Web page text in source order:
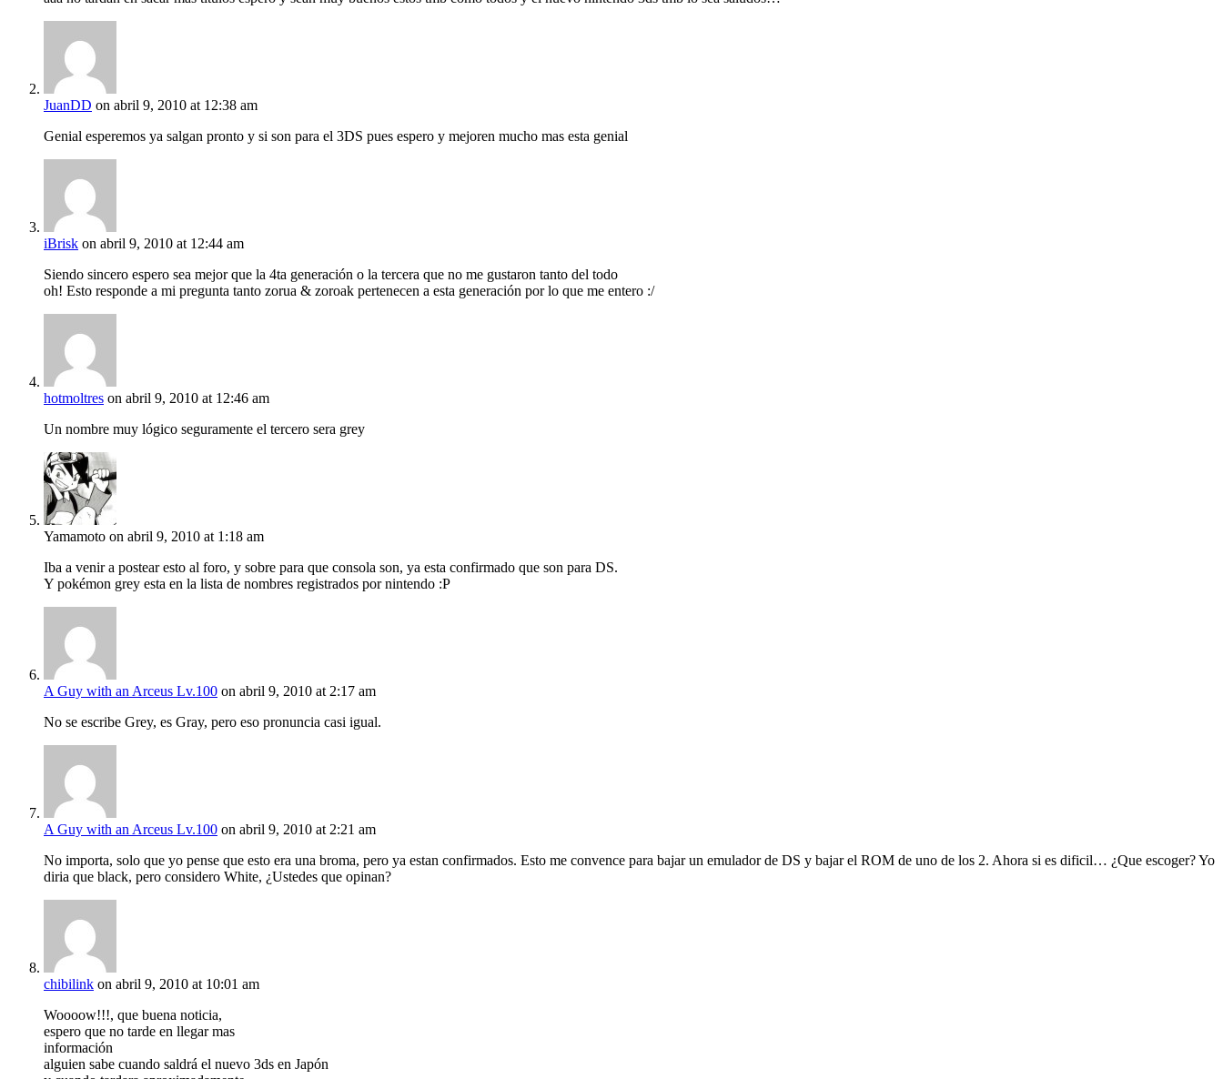
JuanDD on abril 9, 2010 at 12:38 am
Genial esperemos ya salgan pronto y si son para el 3DS pues espero y mejoren mucho mas esta genial
iBrisk on abril 9, 2010 at 12:44 am
Siendo sincero espero sea mejor que la 4ta generación o la tercera que no me gustaron tanto del todo
oh! Esto responde a mi pregunta tanto zorua & zoroak pertenecen a esta generación por lo que me entero :/
hotmoltres on abril 9, 2010 at 12:46 am
Un nombre muy lógico seguramente el tercero sera grey
Yamamoto on abril 9, 2010 at 1:18 am
Iba a venir a postear esto al foro, y sobre para que consola son, ya esta confirmado que son para DS.
Y pokémon grey esta en la lista de nombres registrados por nintendo :P
A Guy with an Arceus Lv.100 on abril 9, 2010 at 2:17 am
No se escribe Grey, es Gray, pero eso pronuncia casi igual.
A Guy with an Arceus Lv.100 on abril 9, 2010 at 2:21 am
No importa, solo que yo pense que esto era una broma, pero ya estan confirmados. Esto me convence para bajar un emulador de DS y bajar el ROM de uno de los 2. Ahora si es dificil… ¿Que escoger? Yo
diria que black, pero considero White, ¿Ustedes que opinan?
chibilink on abril 9, 2010 at 10:01 am
Woooow!!!, que buena noticia,
espero que no tarde en llegar mas
información
alguien sabe cuando saldrá el nuevo 3ds en Japón